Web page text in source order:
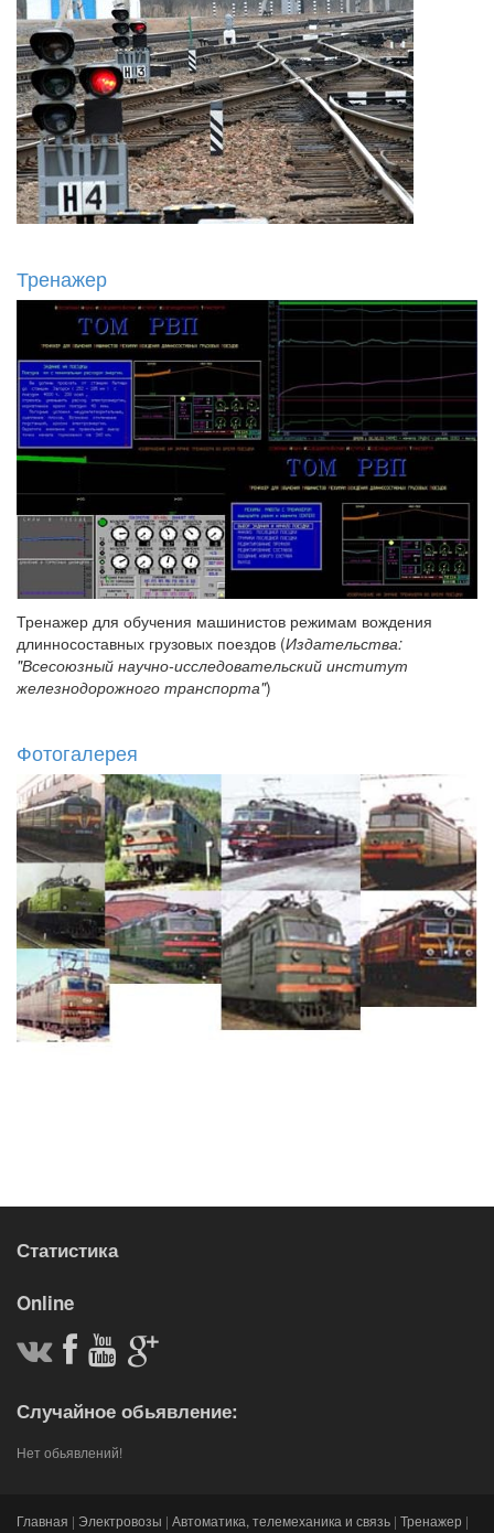
Тренажер
Тренажер для обучения машинистов режимам вождения
длинносоставных грузовых поездов (Издательства:
"Всесоюзный научно-исследовательский институт
железнодорожного транспорта")
Фотогалерея
Статистика
Online
Случайное обьявление:
Нет обьявлений!
Главная | Электровозы | Автоматика, телемеханика и связь | Тренажер |